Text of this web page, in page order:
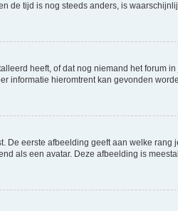
de tijd is nog steeds anders, is
heeft, of dat nog niemand het
informatie hieromtrent kan gevonden
eerste afbeelding geeft aan welke
als een avatar. Deze afbeelding is